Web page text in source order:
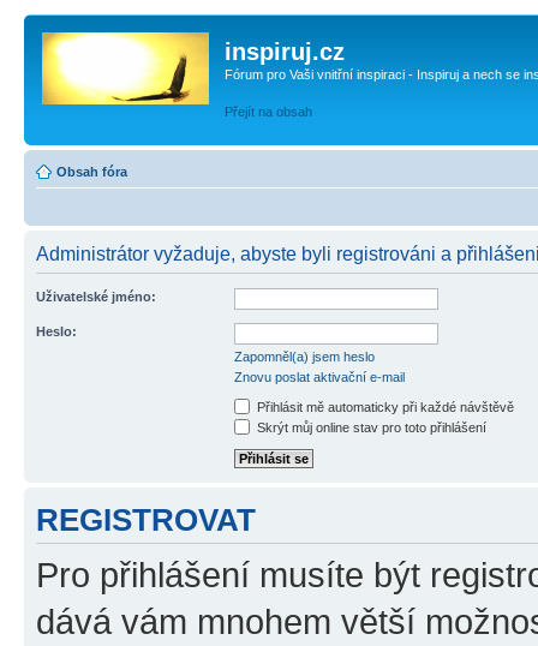
inspiruj.cz
Fórum pro Vaši vnitřní inspiraci - Inspiruj a nech se
Přejít na obsah
Obsah fóra
Administrátor vyžaduje, abyste byli registrováni a
Uživatelské jméno:
Heslo:
Zapomněl(a) jsem heslo
Znovu poslat aktivační e-mail
Přihlásit mě automaticky při každé návštěvě
Skrýt můj online stav pro toto přihlášení
REGISTROVAT
Pro přihlášení musíte být
dává vám mnohem větší